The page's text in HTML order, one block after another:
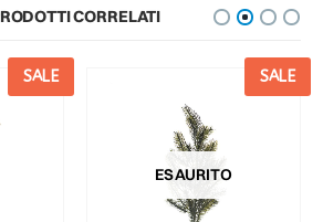
CORRELATI
SALE
ESAURITO
SALE